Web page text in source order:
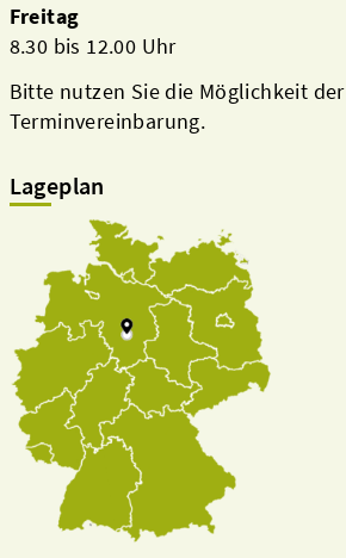
Freitag
8.30 bis 12.00 Uhr
Bitte nutzen Sie die Möglichkeit der
Terminvereinbarung.
Lageplan